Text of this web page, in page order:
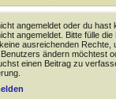
angemeldet oder du
angemeldet. Bitte fülle
ausreichenden Rechte,
ändern möchtest
einen Beitrag zu